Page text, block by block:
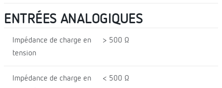
ENTRÉES ANALOGIQUES
Impédance de charge en
tension
> 500 Ω
Impédance de charge en
< 500 Ω